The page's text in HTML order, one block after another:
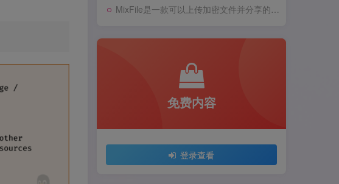
MixFile是一款可以上传加密文件并分享的安卓APP
免费内容
登录查看
MixFile是一款可以上传加密文件并分享的安卓APP
免费内容
登录查看